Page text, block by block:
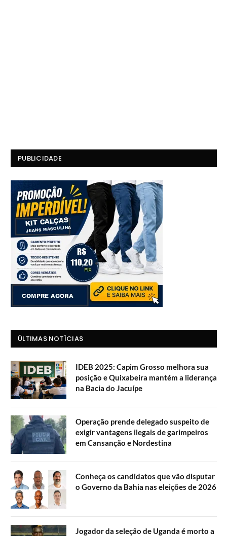
PUBLICIDADE
ÚLTIMAS NOTÍCIAS
IDEB 2025: Capim Grosso melhora sua
posição e Quixabeira mantém a liderança
na Bacia do Jacuípe
Operação prende delegado suspeito de
exigir vantagens ilegais de garimpeiros
em Cansanção e Nordestina
Conheça os candidatos que vão disputar
o Governo da Bahia nas eleições de 2026
Jogador da seleção de Uganda é morto a